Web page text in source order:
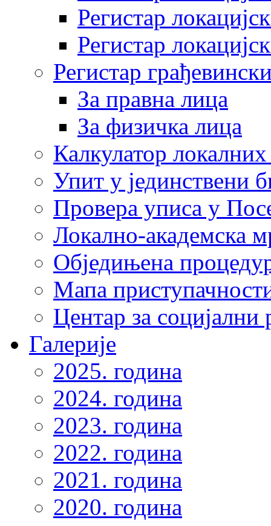
Регистар
Регистар
Регистар
За правна лица
За физичка лица
Калкулатор
Упит у јединствени
Провера уписа у
Локално-академска
Обједињена
Мапа
Центар за
Галерије
2025. година
2024. година
2023. година
2022. година
2021. година
2020. година